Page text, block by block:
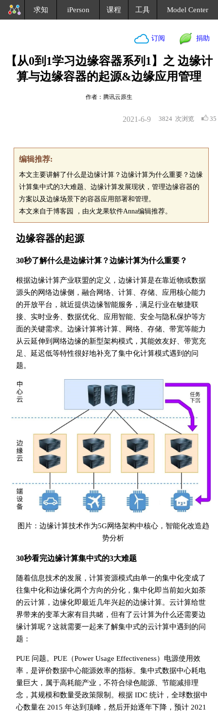
求知 iPerson 课程 工具 Model Center
订阅 捐助
【从0到1学习边缘容器系列1】之 边缘计
算与边缘容器的起源&边缘应用管理
作者：腾讯云原生
3824 次浏览 35
2021-6-9
编辑推荐:
本文主要讲解了什么是边缘计算？边缘计算为什么重要？边缘
计算集中式的3大难题、边缘计算发展现状，管理边缘容器的
方案以及边缘场景下的容器应用部署和管理。
本文来自于博客园 ，由火龙果软件Anna编辑推荐。
边缘容器的起源
30秒了解什么是边缘计算？边缘计算为什么重要？
根据边缘计算产业联盟的定义，边缘计算是在靠近物或数据
源头的网络边缘侧，融合网络、计算、存储、应用核心能力
的开放平台，就近提供边缘智能服务，满足行业在敏捷联
接、实时业务、数据优化、应用智能、安全与隐私保护等方
面的关键需求。边缘计算将计算、网络、存储、带宽等能力
从云延伸到网络边缘的新型架构模式，其能效友好、带宽充
足、延迟低等特性很好地补充了集中化计算模式遇到的问
题。
图片：边缘计算技术作为5G网络架构中核心，智能化改造趋
势分析
30秒看完边缘计算集中式的3大难题
随着信息技术的发展，计算资源模式由单一的集中化变成了
往集中化和边缘化两个方向的分化，集中化即当前如火如荼
的云计算，边缘化即最近几年兴起的边缘计算。云计算给世
界带来的变革大家有目共睹，但有了云计算为什么还需要边
缘计算呢？这就需要一起来了解集中式的云计算中遇到的问
题：
PUE 问题。PUE（Power Usage Effectiveness）电源使用效
率，是评价数据中心能源效率的指标。集中式数据中心耗电
量巨大，属于高耗能产业，不符合绿色能源、节能减排理
念，其规模和数量受政策限制。根据 IDC 统计，全球数据中
心数量在 2015 年达到顶峰，然后开始逐年下降，预计 2021